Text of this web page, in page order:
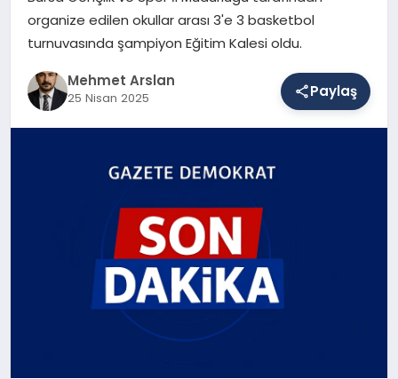
SPOR
MAGAZIN
organize edilen okullar arası 3'e 3 basketbol
turnuvasında şampiyon Eğitim Kalesi oldu.
Mehmet Arslan
25 Nisan 2025 Paylaş